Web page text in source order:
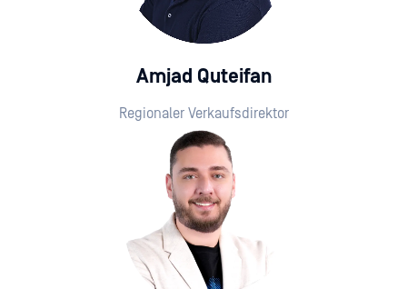
Amjad Quteifan
Regionaler Verkaufsdirektor